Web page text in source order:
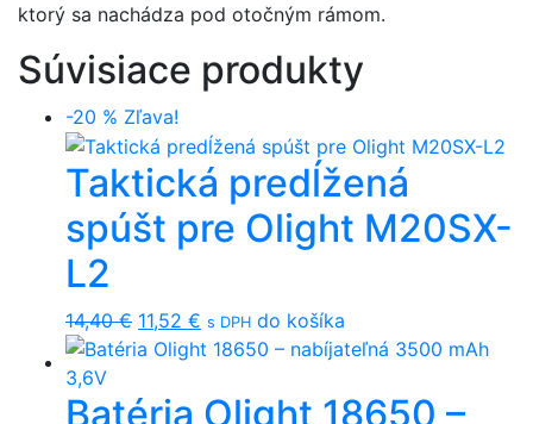
ktorý sa nachádza pod otočným rámom.
Súvisiace produkty
-20 % Zľava!
Taktická predĺžená
spúšt pre Olight M20SX-
L2
14,40€ Original
price
14,40 €.
11,52 € Current
price
11,52 €.
s DPH do košíka
Batéria Olight 18650 –